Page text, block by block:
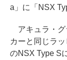
a」に「NSX
アキュラ・グ
カーと同じラ
のNSX Type S